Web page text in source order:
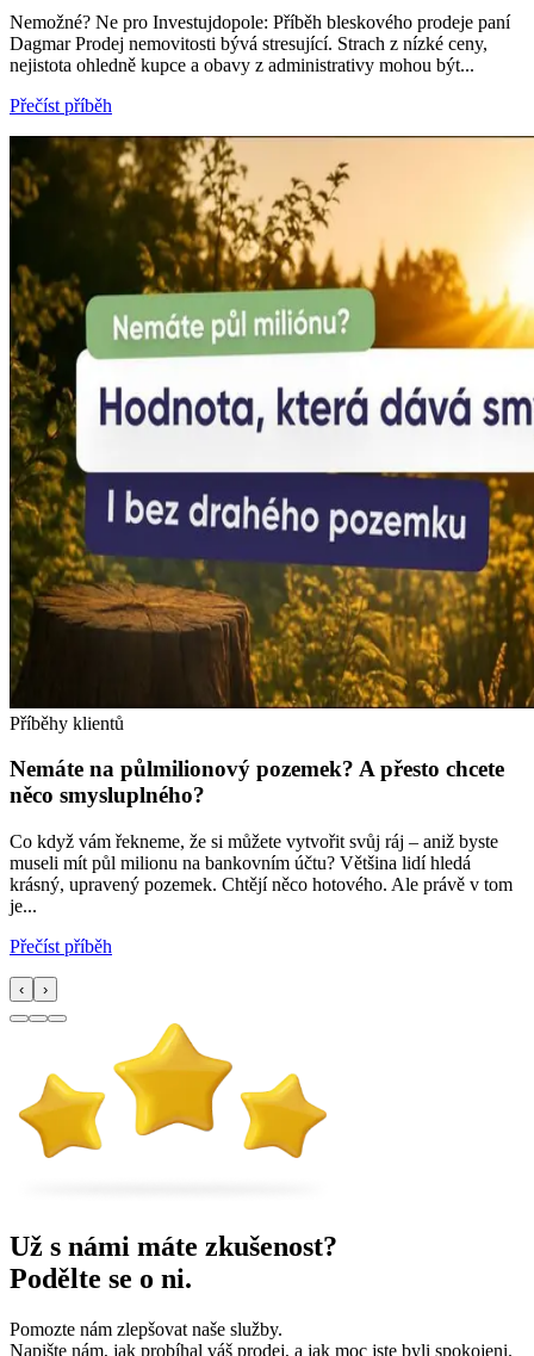
Nemožné? Ne pro Investujdopole: Příběh bleskového prodeje paní
Dagmar Prodej nemovitosti bývá stresující. Strach z nízké ceny,
nejistota ohledně kupce a obavy z administrativy mohou být...
Přečíst příběh
Příběhy klientů
Nemáte na půlmilionový pozemek? A přesto chcete
něco smysluplného?
Co když vám řekneme, že si můžete vytvořit svůj ráj – aniž byste
museli mít půl milionu na bankovním účtu? Většina lidí hledá
krásný, upravený pozemek. Chtějí něco hotového. Ale právě v tom
je...
Přečíst příběh
‹ ›
Už s námi máte zkušenost?
Podělte se o ni.
Pomozte nám zlepšovat naše služby.
Napište nám, jak probíhal váš prodej, a jak moc jste byli spokojeni.